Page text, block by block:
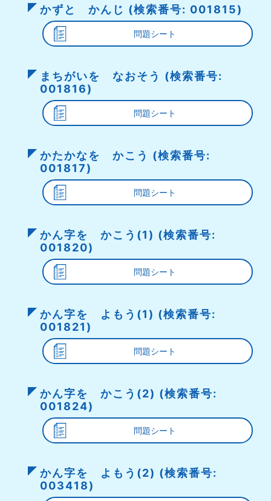
かずと かんじ (検索番号: 001815)
問題シート
まちがいを なおそう (検索番号:
001816)
問題シート
かたかなを かこう (検索番号:
001817)
問題シート
かん字を かこう(1) (検索番号:
001820)
問題シート
かん字を よもう(1) (検索番号:
001821)
問題シート
かん字を かこう(2) (検索番号:
001824)
問題シート
かん字を よもう(2) (検索番号:
003418)